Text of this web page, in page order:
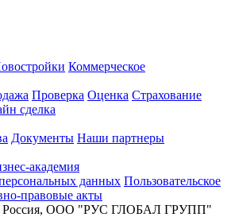
Коммерческое
Проверка Оценка Страхование
сделка
Документы Наши партнеры
академия
данных Пользовательское
правовые акты
Россия, ООО "РУС ГЛОБАЛ ГРУПП"